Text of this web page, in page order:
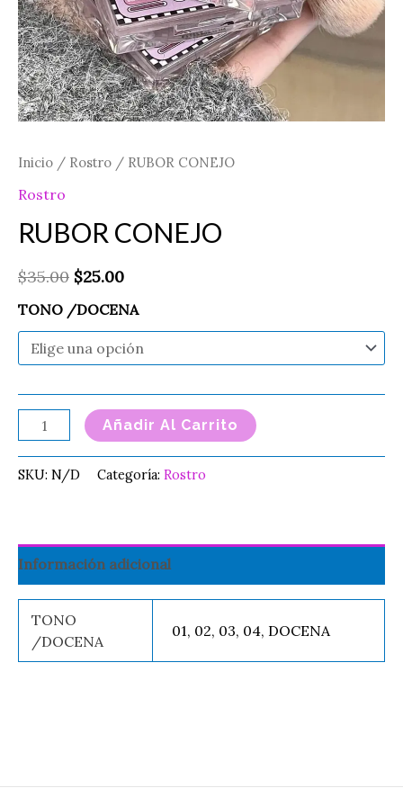
Inicio / Rostro / RUBOR CONEJO
Rostro
RUBOR CONEJO
$35.00 $25.00
TONO /DOCENA
Añadir Al Carrito
SKU: N/D Categoría: Rostro
Información adicional
TONO
/DOCENA
01, 02, 03, 04, DOCENA